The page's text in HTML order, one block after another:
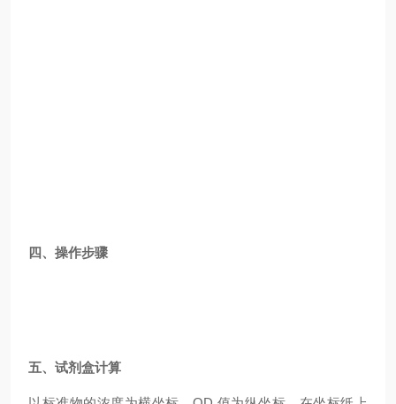
四、操作步骤
五、试剂盒计算